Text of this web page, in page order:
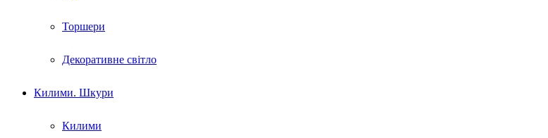
Торшери
Декоративне світло
Килими. Шкури
Килими